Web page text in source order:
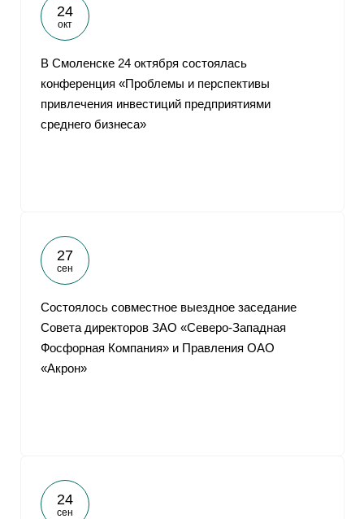
24
окт
В Смоленске 24 октября состоялась
конференция «Проблемы и перспективы
привлечения инвестиций предприятиями
среднего бизнеса»
27
сен
Cостоялось совместное выездное заседание
Совета директоров ЗАО «Северо-Западная
Фосфорная Компания» и Правления ОАО
«Акрон»
24
сен